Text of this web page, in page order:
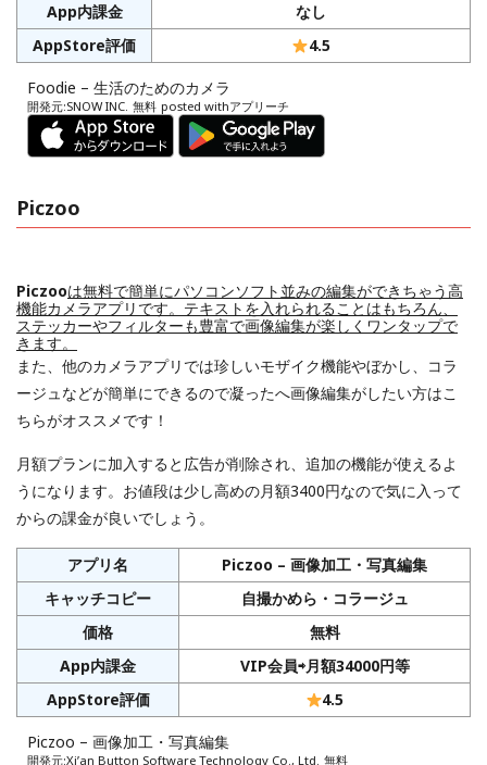
App内課金
なし
AppStore評価
4.5
Foodie – 生活のためのカメラ
開発元:SNOW INC. 無料 posted withアプリーチ
Piczoo
Piczooは無料で簡単にパソコンソフト並みの編集ができちゃう高
機能カメラアプリです。テキストを入れられることはもちろん、
ステッカーやフィルターも豊富で画像編集が楽しくワンタップで
きます。
また、他のカメラアプリでは珍しいモザイク機能やぼかし、コラ
ージュなどが簡単にできるので凝ったへ画像編集がしたい方はこ
ちらがオススメです！
月額プランに加入すると広告が削除され、追加の機能が使えるよ
うになります。お値段は少し高めの月額3400円なので気に入って
からの課金が良いでしょう。
アプリ名
Piczoo – 画像加工・写真編集
キャッチコピー
自撮かめら・コラージュ
価格
無料
App内課金
VIP会員⇨月額34000円等
AppStore評価
4.5
Piczoo – 画像加工・写真編集
開発元:Xi’an Button Software Technology Co., Ltd. 無料